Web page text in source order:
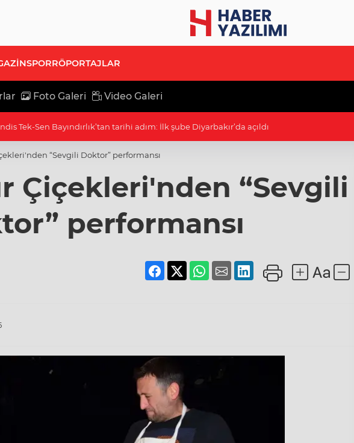
SPORRÖPORTAJLAR
Foto Galeri Video Galeri
Milas'ta "Mylasa Band" izdihamı
“Sevgili Doktor” performansı
Çiçekleri'nden “Sevgili
performansı